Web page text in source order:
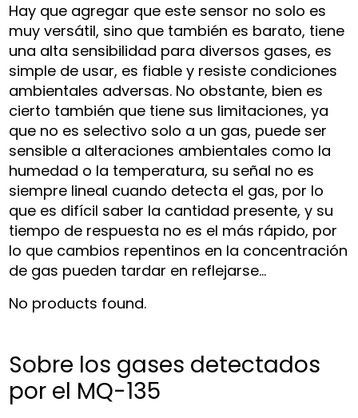
Hay que agregar que este sensor no solo es
muy versátil, sino que también es barato, tiene
una alta sensibilidad para diversos gases, es
simple de usar, es fiable y resiste condiciones
ambientales adversas. No obstante, bien es
cierto también que tiene sus limitaciones, ya
que no es selectivo solo a un gas, puede ser
sensible a alteraciones ambientales como la
humedad o la temperatura, su señal no es
siempre lineal cuando detecta el gas, por lo
que es difícil saber la cantidad presente, y su
tiempo de respuesta no es el más rápido, por
lo que cambios repentinos en la concentración
de gas pueden tardar en reflejarse…
No products found.
Sobre los gases detectados
por el MQ-135